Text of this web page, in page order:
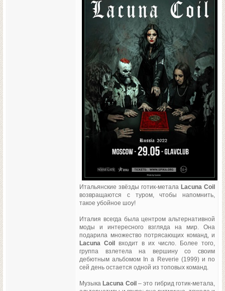
Итальянские звёзды готик-метала Lacuna Coil
возвращаются с туром, чтобы напомнить,
такое убойное шоу!
Италия всегда была центром альтернативной
моды и интересного взгляда на мир. Она
подарила множество потрясающих команд, и
Lacuna Coil
входит в их число. Более того,
группа взлетела на вершину со своим
дебютным альбомом In a Reverie (1999) и по
сей день остается одной из топовых команд.
Музыка Lacuna Coil– это гибрид готик-метала,